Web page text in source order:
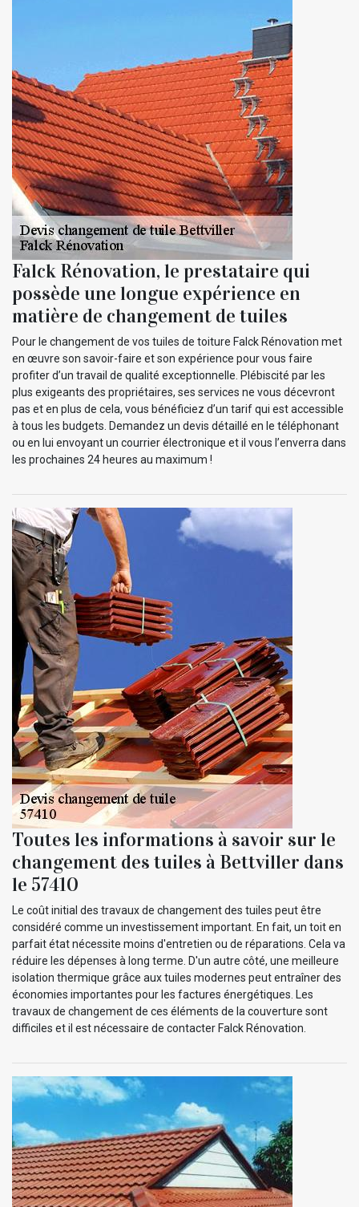
Falck Rénovation, le prestataire qui
possède une longue expérience en
matière de changement de tuiles
Pour le changement de vos tuiles de toiture Falck Rénovation met
en œuvre son savoir-faire et son expérience pour vous faire
profiter d’un travail de qualité exceptionnelle. Plébiscité par les
plus exigeants des propriétaires, ses services ne vous décevront
pas et en plus de cela, vous bénéficiez d’un tarif qui est accessible
à tous les budgets. Demandez un devis détaillé en le téléphonant
ou en lui envoyant un courrier électronique et il vous l’enverra dans
les prochaines 24 heures au maximum !
Toutes les informations à savoir sur le
changement des tuiles à Bettviller dans
le 57410
Le coût initial des travaux de changement des tuiles peut être
considéré comme un investissement important. En fait, un toit en
parfait état nécessite moins d'entretien ou de réparations. Cela va
réduire les dépenses à long terme. D'un autre côté, une meilleure
isolation thermique grâce aux tuiles modernes peut entraîner des
économies importantes pour les factures énergétiques. Les
travaux de changement de ces éléments de la couverture sont
difficiles et il est nécessaire de contacter Falck Rénovation.